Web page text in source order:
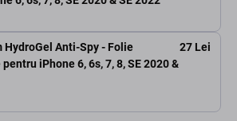
HydroGel Anti-Spy - Folie
iPhone 6, 6s, 7, 8, SE 2020 &
27 Lei